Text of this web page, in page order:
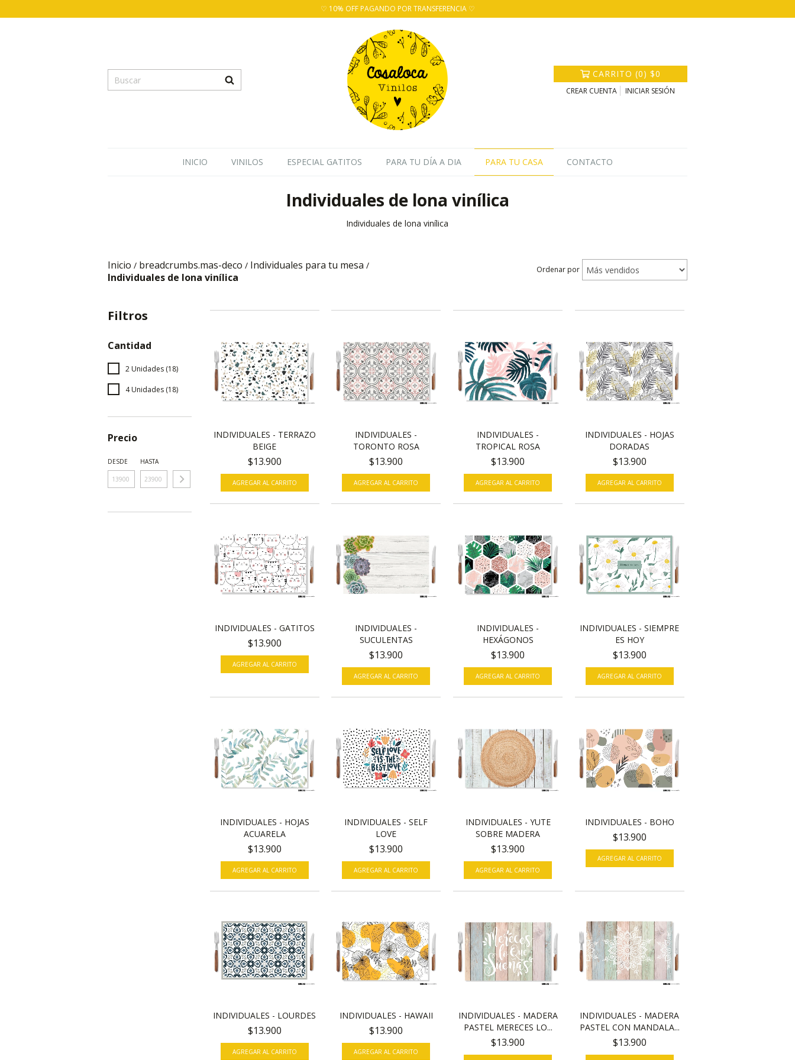
♡ 10% OFF PAGANDO POR TRANSFERENCIA ♡
CARRITO (0) $0
CREAR CUENTA INICIAR SESIÓN
INICIO VINILOS ESPECIAL GATITOS PARA TU DÍA A DIA PARA TU CASA CONTACTO
Individuales de lona vinílica
Individuales de lona vinílica
Inicio / breadcrumbs.mas-deco / Individuales para tu mesa /
Individuales de lona vinílica
Ordenar por
Filtros
Cantidad
2 Unidades (18)
4 Unidades (18)
Precio
DESDE HASTA
INDIVIDUALES - TERRAZO
BEIGE
$13.900
AGREGAR AL CARRITO
INDIVIDUALES -
TORONTO ROSA
$13.900
AGREGAR AL CARRITO
INDIVIDUALES -
TROPICAL ROSA
$13.900
AGREGAR AL CARRITO
INDIVIDUALES - HOJAS
DORADAS
$13.900
AGREGAR AL CARRITO
INDIVIDUALES - GATITOS
$13.900
AGREGAR AL CARRITO
INDIVIDUALES -
SUCULENTAS
$13.900
AGREGAR AL CARRITO
INDIVIDUALES -
HEXÁGONOS
$13.900
AGREGAR AL CARRITO
INDIVIDUALES - SIEMPRE
ES HOY
$13.900
AGREGAR AL CARRITO
INDIVIDUALES - HOJAS
ACUARELA
$13.900
AGREGAR AL CARRITO
INDIVIDUALES - SELF
LOVE
$13.900
AGREGAR AL CARRITO
INDIVIDUALES - YUTE
SOBRE MADERA
$13.900
AGREGAR AL CARRITO
INDIVIDUALES - BOHO
$13.900
AGREGAR AL CARRITO
INDIVIDUALES - LOURDES
$13.900
AGREGAR AL CARRITO
INDIVIDUALES - HAWAII
$13.900
AGREGAR AL CARRITO
INDIVIDUALES - MADERA
PASTEL MERECES LO...
$13.900
INDIVIDUALES - MADERA
PASTEL CON MANDALA...
$13.900